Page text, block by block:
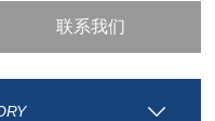
联系我们